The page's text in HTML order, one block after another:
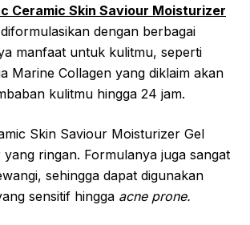
Ceramic Skin Saviour Moisturizer
dengan berbagai
manfaat untuk kulitmu, seperti
Marine Collagen yang diklaim akan
kulitmu hingga 24 jam.
Skin Saviour Moisturizer Gel
yang ringan. Formulanya juga sangat
sehingga dapat digunakan
sensitif hingga acne prone.